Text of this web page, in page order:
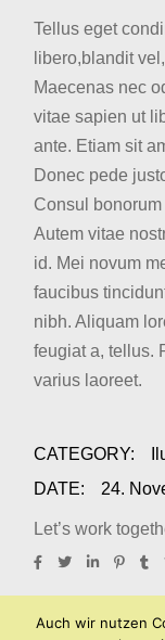
Tellus eget
libero,blandit
Maecenas nec
vitae sapien ut
ante. Etiam sit
Donec pede
Consul
Autem vitae
id. Mei novum
faucibus
nibh. Aliquam
feugiat a, tellus.
varius laoreet.
CATEGORY:
DATE:
24.
Let’s work
Auch wir nutzen